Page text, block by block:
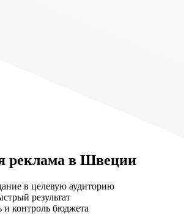
реклама в Швеции
в целевую аудиторию
результат
и контроль бюджета